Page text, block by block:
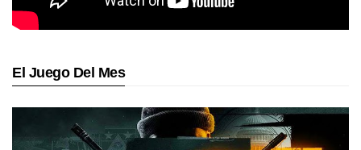
El Juego Del Mes